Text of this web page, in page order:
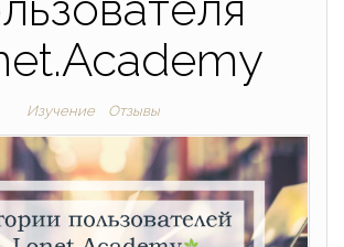
Изучение Отзывы